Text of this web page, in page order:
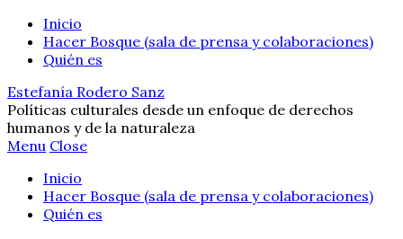
Inicio
Hacer Bosque (sala de prensa y colaboraciones)
Quién es
Estefanía Rodero Sanz
Políticas culturales desde un enfoque de derechos
humanos y de la naturaleza
Menu Close
Inicio
Hacer Bosque (sala de prensa y colaboraciones)
Quién es